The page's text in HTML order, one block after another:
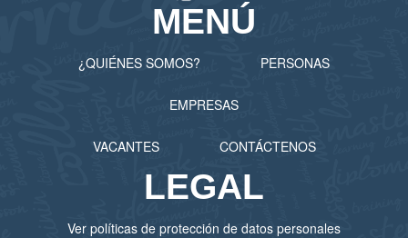
MENÚ
¿QUIÉNES SOMOS? PERSONAS
EMPRESAS
VACANTES CONTÁCTENOS
LEGAL
Ver políticas de protección de datos personales